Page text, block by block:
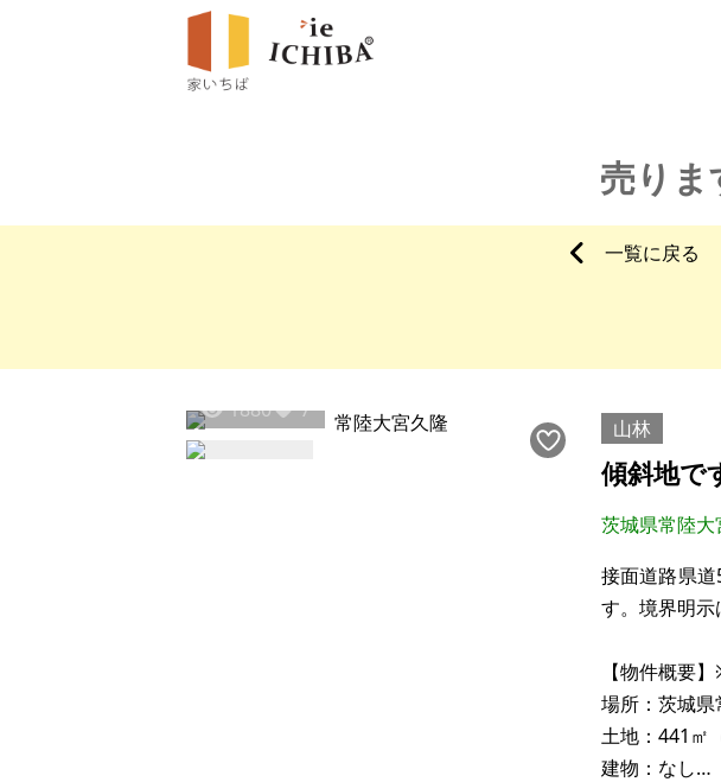
売り
一覧に戻る
1880 7
山林
傾斜地で
茨城県常陸大
接面道路県
す。境界明示
【物件概要
場所：茨城
土地：441㎡
建物：なし